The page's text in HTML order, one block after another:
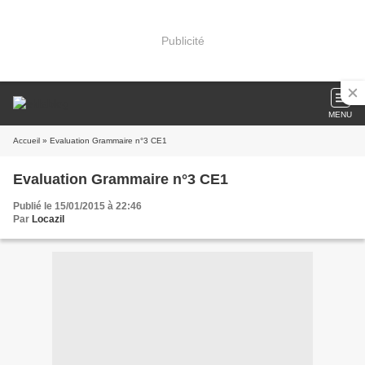
Publicité
MENU
Accueil » Evaluation Grammaire n°3 CE1
Evaluation Grammaire n°3 CE1
Publié le 15/01/2015 à 22:46
Par Locazil